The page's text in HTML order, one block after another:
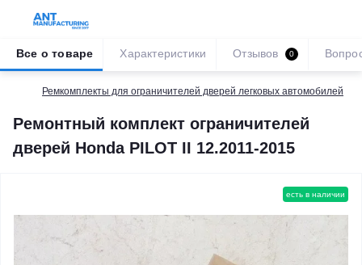
Ремкомплекты для ограничителей дверей легковых автомобилей
Ремонтный комплект ограничителей
дверей Honda PILOT II 12.2011-2015
Все о товаре Характеристики Отзывов 0
есть в наличии